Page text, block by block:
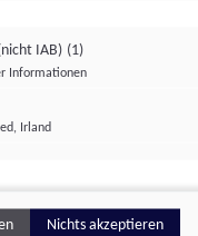
IAB) (1)
Informationen
Irland
Nichts akzeptieren